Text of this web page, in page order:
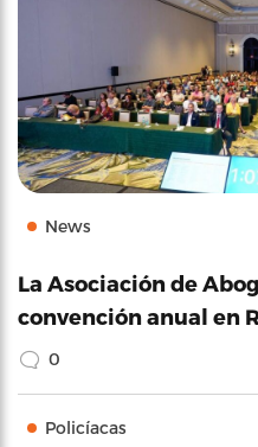
News
La Asociación de
convención anual en
0
Policíacas